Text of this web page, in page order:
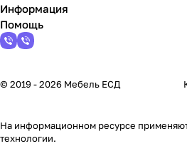
Информация
Помощь
© 2019 - 2026 Мебель ЕСД
На информационном ресурсе
технологии.